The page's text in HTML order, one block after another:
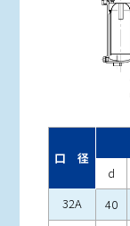
口 径
d
32A
40